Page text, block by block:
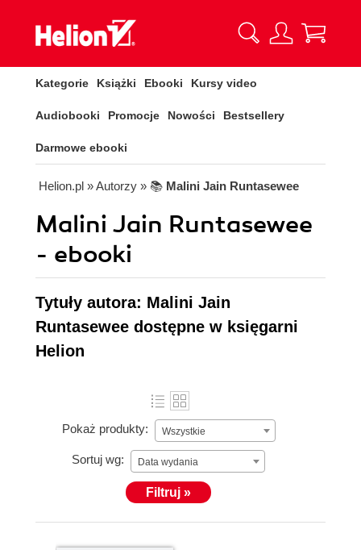
Kategorie Książki Ebooki Kursy video
Audiobooki Promocje Nowości Bestsellery
Darmowe ebooki
Helion.pl » Autorzy » 📚 Malini Jain Runtasewee
Malini Jain Runtasewee
- ebooki
Tytuły autora: Malini Jain
Runtasewee dostępne w księgarni
Helion
Pokaż produkty: Wszystkie
Sortuj wg: Data wydania
Filtruj »